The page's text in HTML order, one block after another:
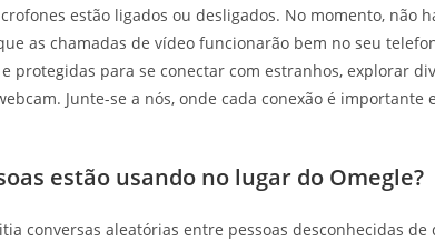
estão ligados ou desligados. No momento, não
as chamadas de vídeo funcionarão bem no seu
protegidas para se conectar com estranhos, explorar
Junte-se a nós, onde cada conexão é
estão usando no lugar do Omegle?
conversas aleatórias entre pessoas desconhecidas